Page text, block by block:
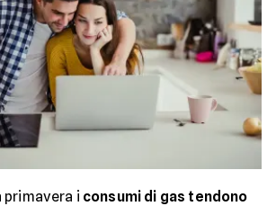
primavera i consumi di gas tendono